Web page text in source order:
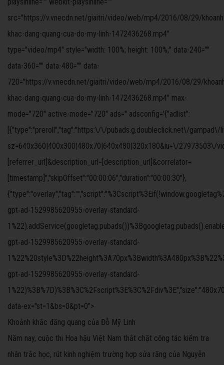
src="https://v.vnecdn.net/giaitri/video/web/mp4/2016/08/29/
khac-dang-quang-cua-do-my-linh-1472436268.mp4"
type="video/mp4" style="width: 100%; height: 100%;" data-240=""
data-360="" data-480="" data-
720="https://v.vnecdn.net/giaitri/video/web/mp4/2016/08/29/
khac-dang-quang-cua-do-my-linh-1472436268.mp4" max-
mode="720" active-mode="720" ads='' adsconfig='{"adlist":
[{"type":"preroll","tag":"https:\/\/pubads.g.doubleclick.net\/gampad\/
sz=640x360|400x300|480x70|640x480|320x180&iu=\/27973503\/
[referrer_url]&description_url=[description_url]&correlator=
[timestamp]","skipOffset":"00:00:06","duration":"00:00:30"},
gpt-ad-1529985620955-overlay-standard-
gpt-ad-1529985620955-overlay-standard-
gpt-ad-1529985620955-overlay-standard-
data-ex="st=1&bs=0&pt=0">
Khoảnh khắc đăng quang của Đỗ Mỹ Linh
Năm nay, cuộc thi Hoa hậu Việt Nam thắt chặt công tác kiểm tra
nhân trắc học, rút kinh nghiệm trường hợp sửa răng của Nguyễn